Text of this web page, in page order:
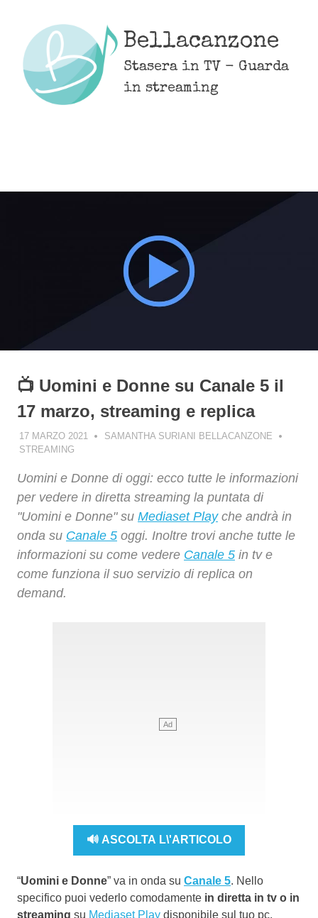
content
Bellacanzone
Stasera in TV - Guarda
in streaming
📺 Uomini e Donne su Canale 5 il
17 marzo, streaming e replica
17 MARZO 2021
SAMANTHA SURIANI BELLACANZONE
STREAMING
Uomini e Donne di oggi: ecco tutte le informazioni
per vedere in diretta streaming la puntata di
"Uomini e Donne" su Mediaset Playche andrà in
onda su Canale 5 oggi. Inoltre trovi anche tutte le
informazioni su come vedere Canale 5 in tv e
come funziona il suo servizio di replica on
demand.
🔊 ASCOLTA L\'ARTICOLO
“Uomini e Donne” va in onda su Canale 5. Nello
specifico puoi vederlo comodamente in diretta in tv o in
streaming su Mediaset Play disponibile sul tuo pc,